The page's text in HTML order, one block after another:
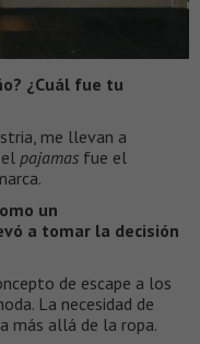
¿Cuál fue tu
me llevan a
pajamas fue el
un
a tomar la decisión
de escape a los
La necesidad de
más allá de la ropa.